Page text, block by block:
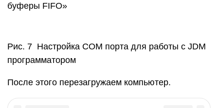
буферы FIFO»
Рис. 7 Настройка COM порта для работы с JDM
программатором
После этого перезагружаем компьютер.